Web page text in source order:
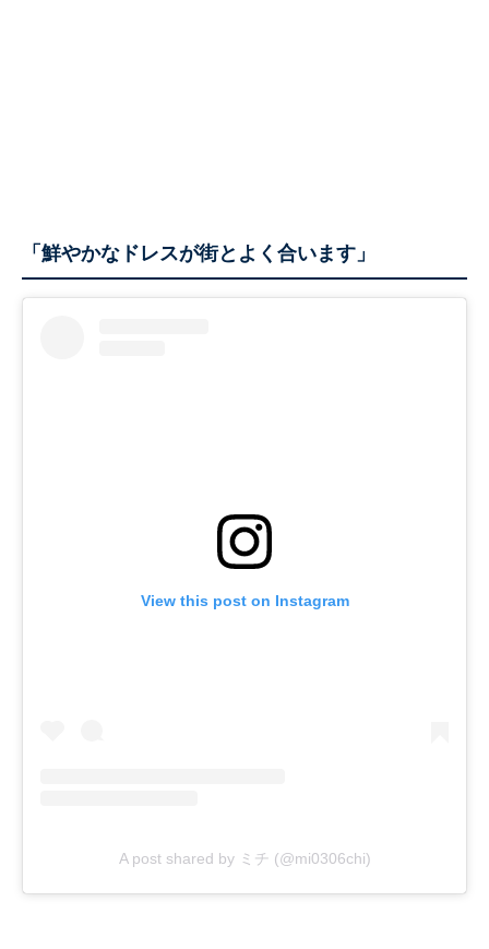
「鮮やかなドレスが街とよく合います」
View this post on Instagram
A post shared by ミチ (@mi0306chi)